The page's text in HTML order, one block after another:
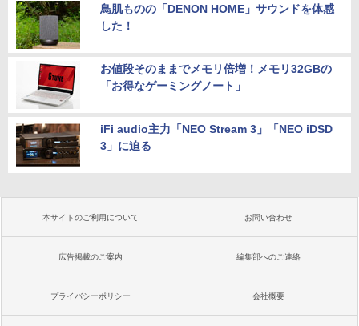
鳥肌ものの「DENON HOME」サウンドを体感
した！
お値段そのままでメモリ倍増！メモリ32GBの
「お得なゲーミングノート」
iFi audio主力「NEO Stream 3」「NEO iDSD
3」に迫る
本サイトのご利用について お問い合わせ
広告掲載のご案内 編集部へのご連絡
プライバシーポリシー 会社概要